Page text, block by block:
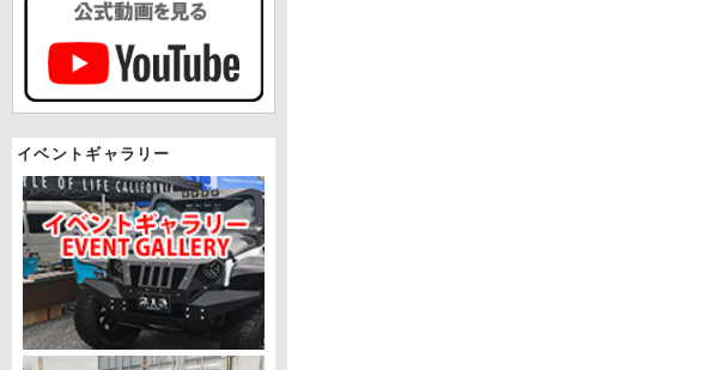
イベントギャラリー